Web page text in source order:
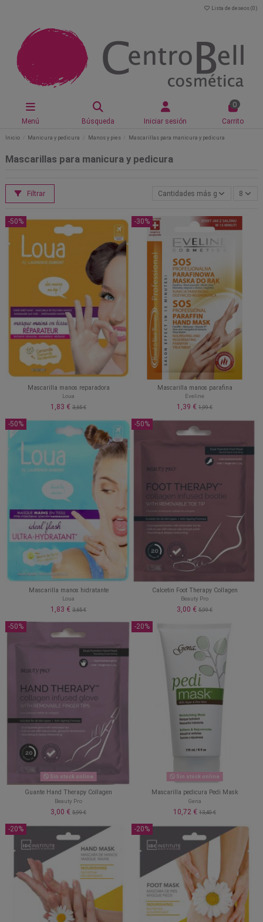
Lista de deseos (0 )
Menú Búsqueda Iniciar sesión
0
Carrito
Inicio Manicura y pedicura Manos y pies Mascarillas para manicura y pedicura
Mascarillas para manicura y pedicura
Filtrar Cantidades más grandes8
-50%
Mascarilla manos reparadora
Loua
1,83 € 3,65 €
-30%
Mascarilla manos parafina
Eveline
1,39 € 1,99 €
-50%
Mascarilla manos hidratante
Loua
1,83 € 3,65 €
-50%
Calcetin Foot Therapy Collagen
Beauty Pro
3,00 € 5,99 €
-50%
Sin stock online
Guante Hand Therapy Collagen
Beauty Pro
3,00 € 5,99 €
-20%
Sin stock online
Mascarilla pedicura Pedi Mask
Gena
10,72 € 13,40 €
-20% -20%